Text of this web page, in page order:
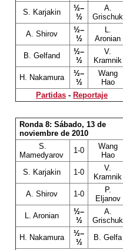
S. Karjakin
½–
½
A.
Grischuk
A. Shirov
½–
½
L.
Aronian
B. Gelfand
½–
½
V.
Kramnik
H. Nakamura
½–
½
Wang
Hao
Partidas- Reportaje
Ronda 8: Sábado, 13 de
noviembre de 2010
S.
Mamedyarov
1-0
Wang
Hao
S. Karjakin
1-0
V.
Kramnik
A. Shirov
1-0
P.
Eljanov
L. Aronian
½–
½
A.
Grischuk
H. Nakamura
½–
½
B. Gelfa